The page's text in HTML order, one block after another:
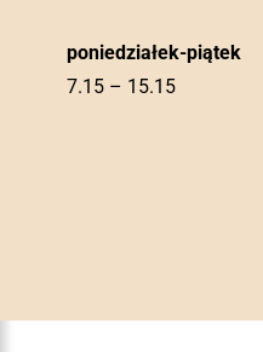
poniedziałek-piątek
7.15 – 15.15